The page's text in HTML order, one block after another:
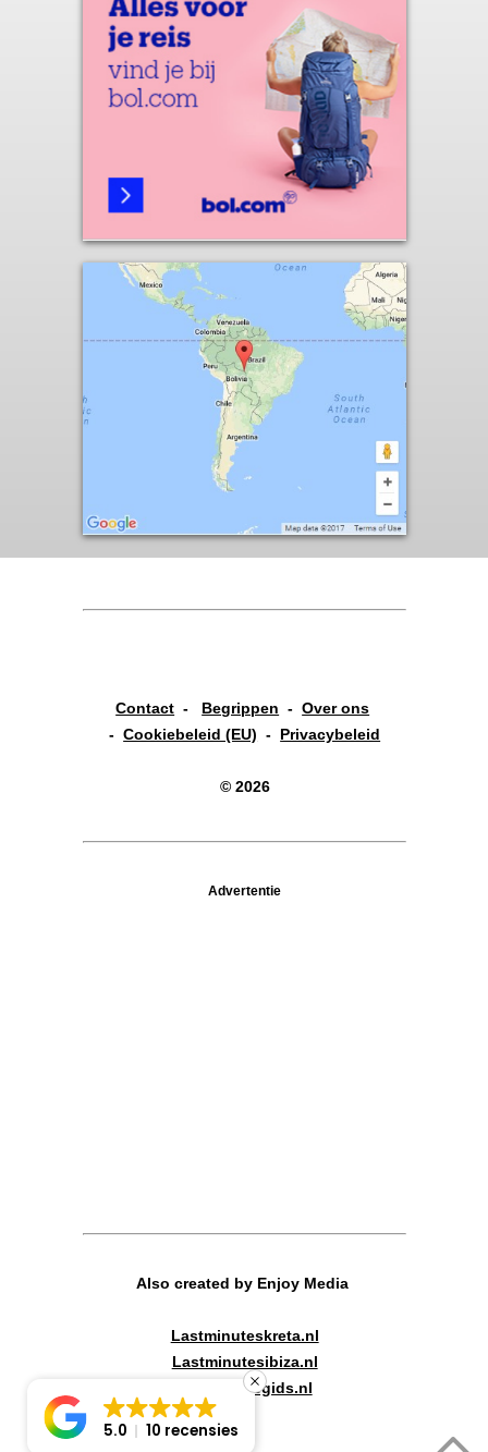
Contact - Begrippen -Over ons
-Cookiebeleid (EU) - Privacybeleid
© 2026
Advertentie
Also created by Enjoy Media
Lastminuteskreta.nl
Lastminutesibiza.nl
Canadareisgids.nl
5.0 10 recensies